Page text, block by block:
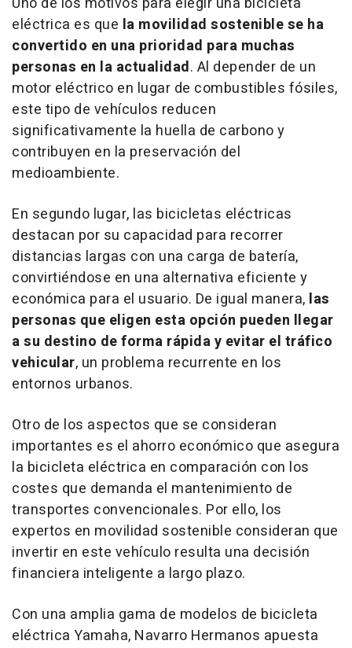
eléctrica es que la movilidad sostenible se ha
convertido en una prioridad para muchas
personas en la actualidad. Al depender de un
motor eléctrico en lugar de combustibles fósiles,
este tipo de vehículos reducen
significativamente la huella de carbono y
contribuyen en la preservación del
medioambiente.
En segundo lugar, las bicicletas eléctricas
destacan por su capacidad para recorrer
distancias largas con una carga de batería,
convirtiéndose en una alternativa eficiente y
económica para el usuario. De igual manera, las
personas que eligen esta opción pueden llegar
a su destino de forma rápida y evitar el tráfico
vehicular, un problema recurrente en los
entornos urbanos.
Otro de los aspectos que se consideran
importantes es el ahorro económico que asegura
la bicicleta eléctrica en comparación con los
costes que demanda el mantenimiento de
transportes convencionales. Por ello, los
expertos en movilidad sostenible consideran que
invertir en este vehículo resulta una decisión
financiera inteligente a largo plazo.
Con una amplia gama de modelos de bicicleta
eléctrica Yamaha, Navarro Hermanos apuesta